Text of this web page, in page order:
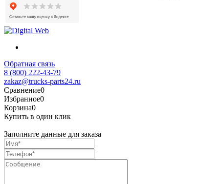
Обратная связь
8 (800) 222-43-79
zakaz@trucks-parts24.ru
Сравнение0
Избранное0
Корзина0
Купить в один клик
Заполните данные для заказа